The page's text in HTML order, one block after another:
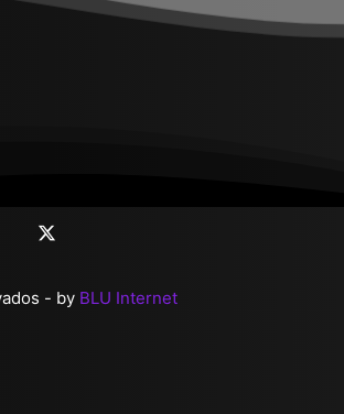
- by BLU Internet